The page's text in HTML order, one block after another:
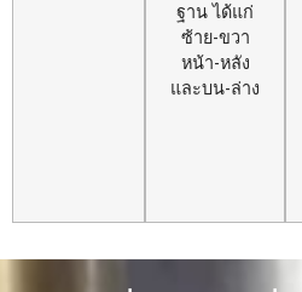
ฐาน ได้แก่
ซ้าย-ขวา
หน้า-หลัง
และบน-ล่าง
แบบฟอร์ม
เหมาะที่สุด